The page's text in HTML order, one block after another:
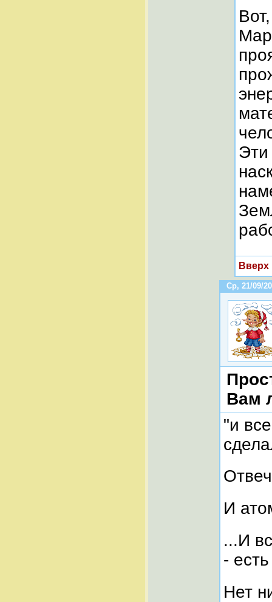
Эти
Вверх
Ср, 21/09/
Вам
"и
И
...И
-
Нет